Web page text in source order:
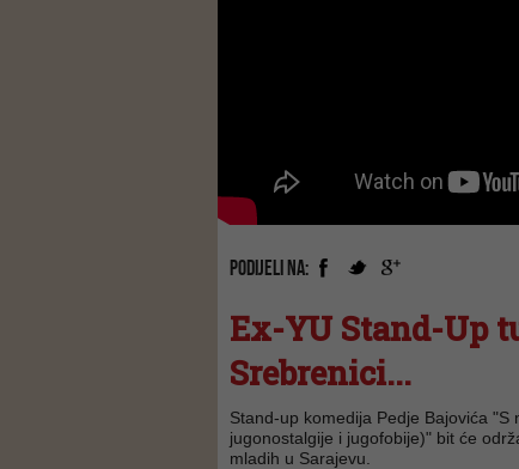
PODIJELI NA:
Ex-YU Stand-Up
Srebrenici...
Stand-up komedija Pedje Bajovića "S
jugonostalgije i jugofobije)" bit će
mladih u Sarajevu.